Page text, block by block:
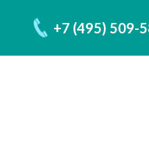
+7 (495) 509-